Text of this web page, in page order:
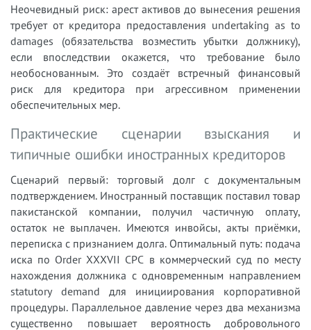
Неочевидный риск: арест активов до вынесения решения
требует от кредитора предоставления undertaking as to
damages (обязательства возместить убытки должнику),
если впоследствии окажется, что требование было
необоснованным. Это создаёт встречный финансовый
риск для кредитора при агрессивном применении
обеспечительных мер.
Практические сценарии взыскания и
типичные ошибки иностранных кредиторов
Сценарий первый: торговый долг с документальным
подтверждением. Иностранный поставщик поставил товар
пакистанской компании, получил частичную оплату,
остаток не выплачен. Имеются инвойсы, акты приёмки,
переписка с признанием долга. Оптимальный путь: подача
иска по Order XXXVII CPC в коммерческий суд по месту
нахождения должника с одновременным направлением
statutory demand для инициирования корпоративной
процедуры. Параллельное давление через два механизма
существенно повышает вероятность добровольного